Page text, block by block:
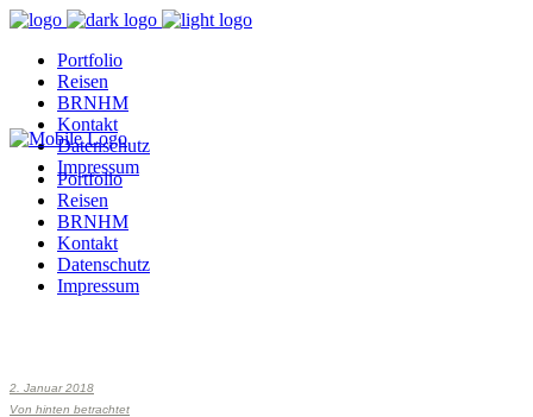
Portfolio
Reisen
BRNHM
Kontakt
Datenschutz
Impressum
Portfolio
Reisen
BRNHM
Kontakt
Datenschutz
Impressum
2. Januar 2018
Von hinten betrachtet